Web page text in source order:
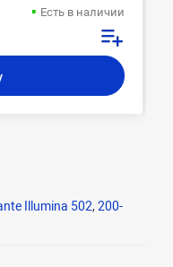
Есть в наличии
Illumina 502, 200-